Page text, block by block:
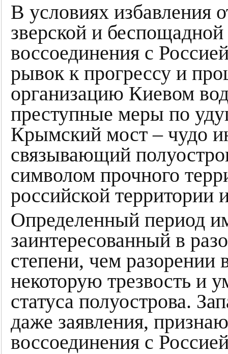
В условиях избавления
зверской и
воссоединения с
рывок к прогрессу и
организацию Киевом
преступные меры по
Крымский мост – чудо
связывающий
символом прочного
российской территории
Определенный период
заинтересованный в
степени, чем разорении
некоторую трезвость и
статуса полуострова.
даже заявления,
воссоединения с